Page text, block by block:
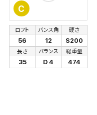
C
ロフト
56
バンス角
12
硬さ
S200
長さ
35
バランス
D 4
総重量
474